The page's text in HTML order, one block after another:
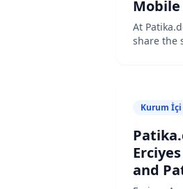
At
share the
provided
at FMSS
happen:
Kurum
and